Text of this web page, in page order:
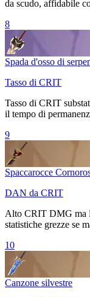
da scudo, affidabile
8
Spada d'osso di
Tasso di CRIT
Tasso di CRIT
il tempo di
9
Spaccarocce
DAN da CRIT
Alto CRIT DMG ma
statistiche grezze se
10
Canzone silvestre